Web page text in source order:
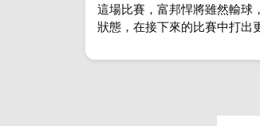
這場比賽，富邦悍將雖然輸球
狀態，在接下來的比賽中打出